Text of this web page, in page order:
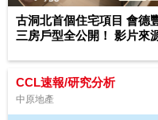
古洞北首個住宅項目 會德
三房戶型全公開！ 影片來
CCL速報/研究分析
中原地產